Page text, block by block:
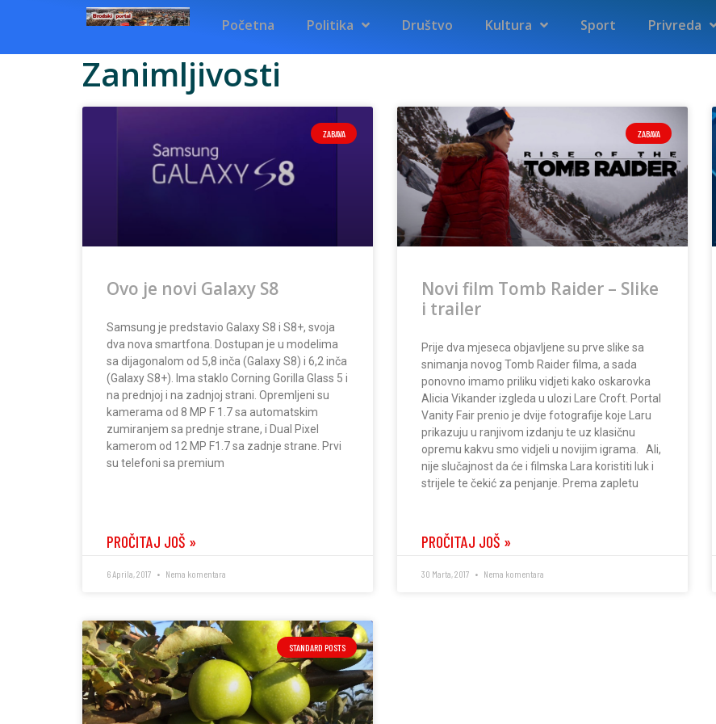
Početna Politika Društvo Kultura Sport Privreda
Zanimljivosti
ZABAVA
Ovo je novi Galaxy S8
Samsung je predstavio Galaxy S8 i S8+, svoja
dva nova smartfona. Dostupan je u modelima
sa dijagonalom od 5,8 inča (Galaxy S8) i 6,2 inča
(Galaxy S8+). Ima staklo Corning Gorilla Glass 5 i
na prednjoj i na zadnjoj strani. Opremljeni su
kamerama od 8 MP F 1.7 sa automatskim
zumiranjem sa prednje strane, i Dual Pixel
kamerom od 12 MP F1.7 sa zadnje strane. Prvi
su telefoni sa premium
PROČITAJ JOŠ »
6 Aprila, 2017 Nema komentara
ZABAVA
Novi film Tomb Raider – Slike
i trailer
Prije dva mjeseca objavljene su prve slike sa
snimanja novog Tomb Raider filma, a sada
ponovno imamo priliku vidjeti kako oskarovka
Alicia Vikander izgleda u ulozi Lare Croft. Portal
Vanity Fair prenio je dvije fotografije koje Laru
prikazuju u ranjivom izdanju te uz klasičnu
opremu kakvu smo vidjeli u novijim igrama. Ali,
nije slučajnost da će i filmska Lara koristiti luk i
strijele te čekić za penjanje. Prema zapletu
PROČITAJ JOŠ »
30 Marta, 2017 Nema komentara
STANDARD POSTS